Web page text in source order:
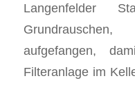
Langenfelder
aufgefangen,
Filteranlage im